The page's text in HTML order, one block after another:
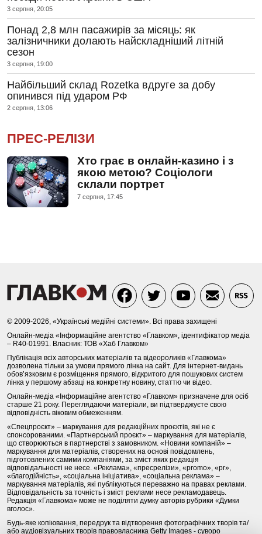
3 серпня, 20:05
Понад 2,8 млн пасажирів за місяць: як
залізничники долають найскладніший літній
сезон
3 серпня, 19:00
Найбільший склад Rozetka вдруге за добу
опинився під ударом РФ
2 серпня, 13:06
ПРЕС-РЕЛІЗИ
Хто грає в онлайн-казино і з
якою метою? Соціологи
склали портрет
7 серпня, 17:45
© 2009-2026, «Українські медійні системи». Всі права захищені
Онлайн-медіа «Інформаційне агентство «Главком», ідентифікатор медіа
– R40-01991. Власник: ТОВ «Хаб Главком»
Публікація всіх авторських матеріалів та відеороликів «Главкома»
дозволена тільки за умови прямого лінка на сайт. Для інтернет-видань
обов’язковим є розміщення прямого, відкритого для пошукових систем
лінка у першому абзаці на конкретну новину, статтю чи відео.
Онлайн-медіа «Інформаційне агентство «Главком» призначене для осіб
старше 21 року. Переглядаючи матеріали, ви підтверджуєте свою
відповідність віковим обмеженням.
«Спецпроєкт» – маркування для редакційних проєктів, які не є
спонсорованими. «Партнерський проєкт» – маркування для матеріалів,
що створюються в партнерстві з замовником. «Новини компаній» –
маркування для матеріалів, створених на основі повідомлень,
підготовлених самими компаніями, за зміст яких редакція
відповідальності не несе. «Реклама», «пресрелізи», «promo», «pr»,
«благодійність», «соціальна ініціатива», «соціальна реклама» –
маркування матеріалів, які публікуються переважно на правах реклами.
Відповідальність за точність і зміст реклами несе рекламодавець.
Редакція «Главкома» може не поділяти думку авторів рубрики «Думки
вголос».
Будь-яке копіювання, передрук та відтворення фотографічних творів та/
або аудіовізуальних творів правовласника Getty Images - суворо